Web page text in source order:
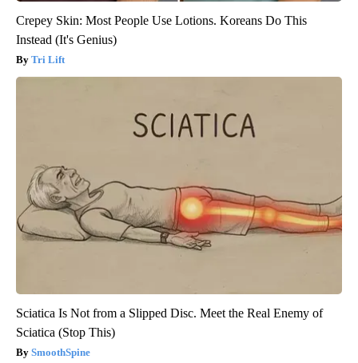
Crepey Skin: Most People Use Lotions. Koreans Do This
Instead (It's Genius)
Tri Lift
Sciatica Is Not from a Slipped Disc. Meet the Real Enemy of
Sciatica (Stop This)
SmoothSpine